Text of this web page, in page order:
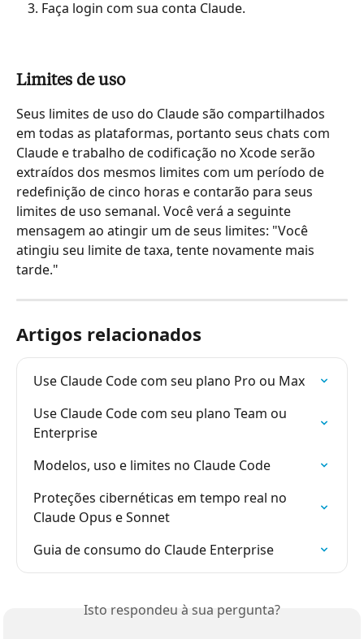
Faça login com sua conta Claude.
Limites de uso
Seus limites de uso do Claude são compartilhados
em todas as plataformas, portanto seus chats com
Claude e trabalho de codificação no Xcode serão
extraídos dos mesmos limites com um período de
redefinição de cinco horas e contarão para seus
limites de uso semanal. Você verá a seguinte
mensagem ao atingir um de seus limites: "Você
atingiu seu limite de taxa, tente novamente mais
tarde."
Artigos relacionados
Use Claude Code com seu plano Pro ou Max
Use Claude Code com seu plano Team ou
Enterprise
Modelos, uso e limites no Claude Code
Proteções cibernéticas em tempo real no
Claude Opus e Sonnet
Guia de consumo do Claude Enterprise
Isto respondeu à sua pergunta?